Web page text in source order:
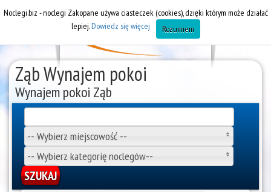
Ząb Wynajem pokoi
Wynajem pokoi Ząb
-- Wybierz miejscowość --
-- Wybierz kategorię noclegów--
Noclegi.biz - noclegi Zakopane używa ciasteczek (cookies), dzięki którym może działać
lepiej.Dowiedz się więcej Rozumiem